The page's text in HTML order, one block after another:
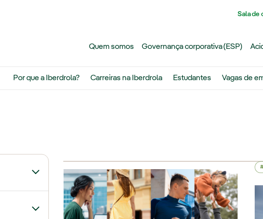
Sala de
Quem somos Governança corporativa (ESP)
Por que a Iberdrola? Carreiras na Iberdrola Estudantes
Vagas de
Alternar submenu de Por que a Iberdrola?
Alternar submenu de Carreiras na Iberdrola